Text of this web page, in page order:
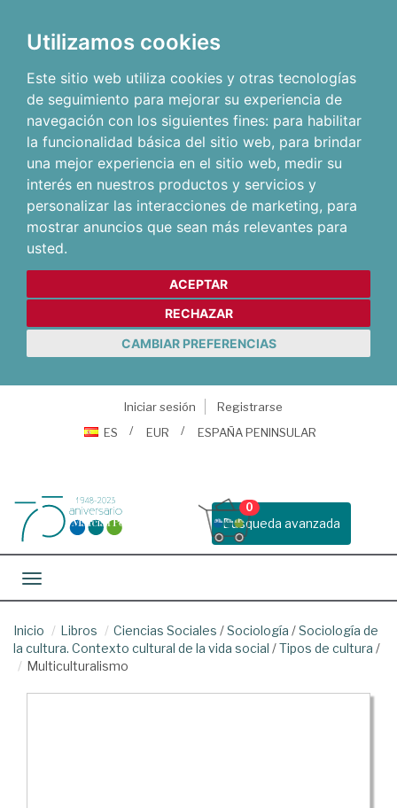
Utilizamos cookies
Este sitio web utiliza cookies y otras tecnologías
de seguimiento para mejorar su experiencia de
navegación con los siguientes fines: para habilitar
la funcionalidad básica del sitio web, para brindar
una mejor experiencia en el sitio web, medir su
interés en nuestros productos y servicios y
personalizar las interacciones de marketing, para
mostrar anuncios que sean más relevantes para
usted.
ACEPTAR
RECHAZAR
CAMBIAR PREFERENCIAS
Iniciar sesión
Registrarse
ES
EUR ESPAÑA PENINSULAR
Busqueda avanzada
0
Toggle navigation
Inicio Libros Ciencias Sociales /Sociología /Sociología de
la cultura. Contexto cultural de la vida social /Tipos de cultura /
Multiculturalismo